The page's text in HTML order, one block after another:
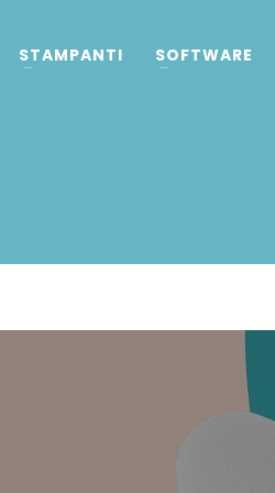
STAMPANTI SOFTWARE